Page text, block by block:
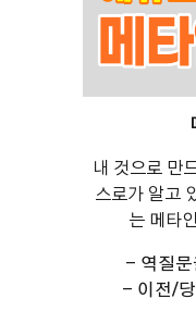
내 것으로 만
스로가 알고
는 메타
- 역질문
- 이전/당